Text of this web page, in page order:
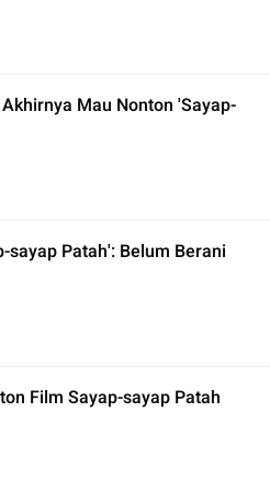
Mau Nonton 'Sayap-
sayap Patah': Belum Berani
Film Sayap-sayap Patah